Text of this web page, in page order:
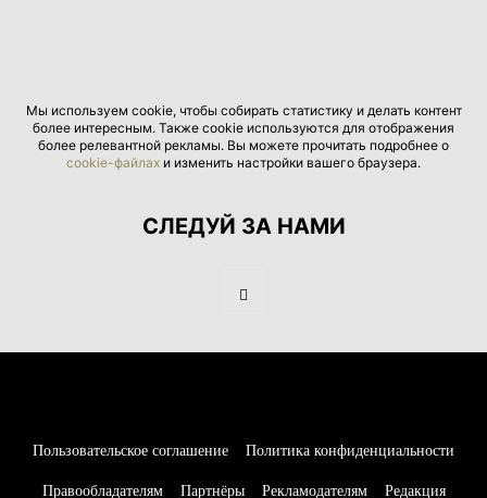
Мы используем cookie, чтобы собирать статистику и делать контент
более интересным. Также cookie используются для отображения
более релевантной рекламы. Вы можете прочитать подробнее о
cookie-файлах и изменить настройки вашего браузера.
СЛЕДУЙ ЗА НАМИ
Пользовательское соглашение Политика конфиденциальности
Правообладателям Партнёры Рекламодателям Редакция